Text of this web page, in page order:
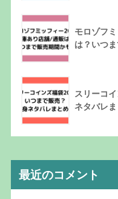
モロゾフ
は？いつ
スリーコ
ネタバレま
最近のコメント